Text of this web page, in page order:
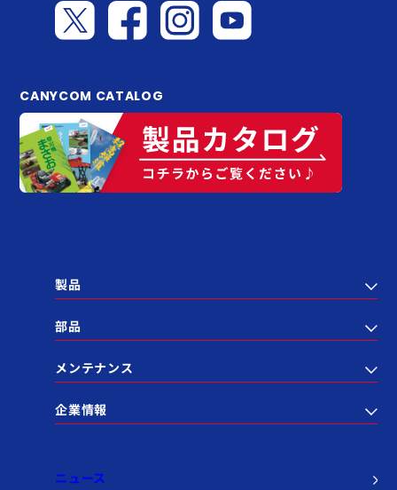
CANYCOM CATALOG
製品
部品
メンテナンス
企業情報
ニュース